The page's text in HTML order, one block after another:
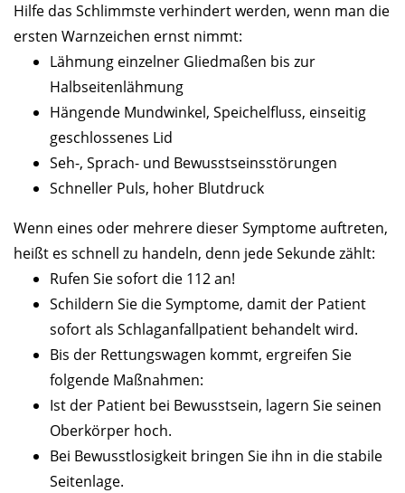
Hilfe das Schlimmste verhindert werden, wenn man die
ersten Warnzeichen ernst nimmt:
Lähmung einzelner Gliedmaßen bis zur
Halbseitenlähmung
Hängende Mundwinkel, Speichelfluss, einseitig
geschlossenes Lid
Seh-, Sprach- und Bewusstseinsstörungen
Schneller Puls, hoher Blutdruck
Wenn eines oder mehrere dieser Symptome auftreten,
heißt es schnell zu handeln, denn jede Sekunde zählt:
Rufen Sie sofort die 112 an!
Schildern Sie die Symptome, damit der Patient
sofort als Schlaganfallpatient behandelt wird.
Bis der Rettungswagen kommt, ergreifen Sie
folgende Maßnahmen:
Ist der Patient bei Bewusstsein, lagern Sie seinen
Oberkörper hoch.
Bei Bewusstlosigkeit bringen Sie ihn in die stabile
Seitenlage.